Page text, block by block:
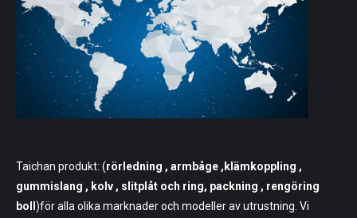
Taichan produkt: (rörledning , armbåge ,klämkoppling ,
gummislang , kolv , slitplåt och ring, packning , rengöring
boll )för alla olika marknader och modeller av utrustning. Vi